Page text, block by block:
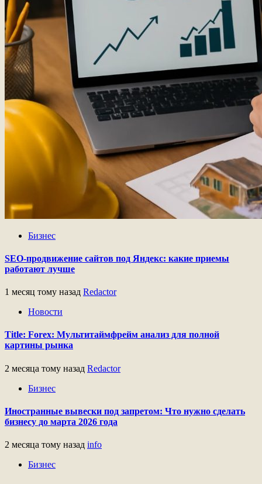
Бизнес
SEO-продвижение сайтов под Яндекс: какие приемы
работают лучше
1 месяц тому назад Redactor
Новости
Title: Forex: Мультитаймфрейм анализ для полной
картины рынка
2 месяца тому назад Redactor
Бизнес
Иностранные вывески под запретом: Что нужно сделать
бизнесу до марта 2026 года
2 месяца тому назад info
Бизнес